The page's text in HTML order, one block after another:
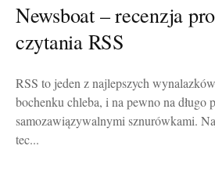
Newsboat – recenzja
czytania RSS
RSS to jeden z najlepszych
bochenku chleba, i na pewno na długo
samozawiązywalnymi sznurówkami.
tec...